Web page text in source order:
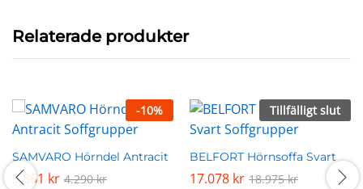
Relaterade produkter
-10%
SAMVARO Hörndel Antracit
3.861 kr 4.290kr
Tillfälligt slut
BELFORT Hörnsoffa Svart
17.078 kr 18.975kr